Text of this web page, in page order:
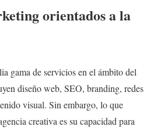
orientados a la
gama de servicios en el ámbito del
diseño web, SEO, branding, redes
visual. Sin embargo, lo que
creativa es su capacidad para